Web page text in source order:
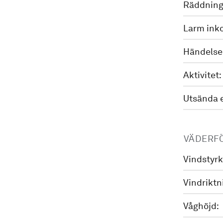
Larm
Aktivitet:
Utsända
Våghöjd: